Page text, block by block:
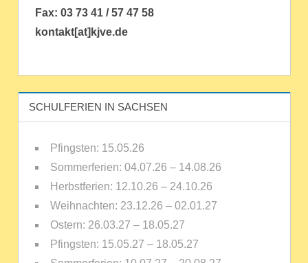
Fax: 03 73 41 / 57 47 58
kontakt[at]kjve.de
SCHULFERIEN IN SACHSEN
Pfingsten: 15.05.26
Sommerferien: 04.07.26 – 14.08.26
Herbstferien: 12.10.26 – 24.10.26
Weihnachten: 23.12.26 – 02.01.27
Ostern: 26.03.27 – 18.05.27
Pfingsten: 15.05.27 – 18.05.27